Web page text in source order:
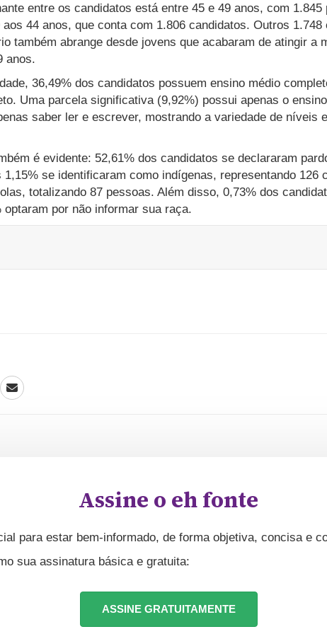
entre os candidatos está entre 45 e 49 anos, com
44 anos, que conta com 1.806 candidatos. Outros
também abrange desde jovens que acabaram de atingir a
anos.
36,49% dos candidatos possuem ensino médio
Uma parcela significativa (9,92%) possui apenas o
saber ler e escrever, mostrando a variedade de níveis
é evidente: 52,61% dos candidatos se declararam
1,15% se identificaram como indígenas, representando 126
totalizando 87 pessoas. Além disso, 0,73% dos
por não informar sua raça.
Assine o eh fonte
para estar bem-informado, de forma objetiva, concisa e
sua assinatura básica e gratuita:
ASSINE GRATUITAMENTE